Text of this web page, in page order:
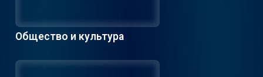
Общество и культура